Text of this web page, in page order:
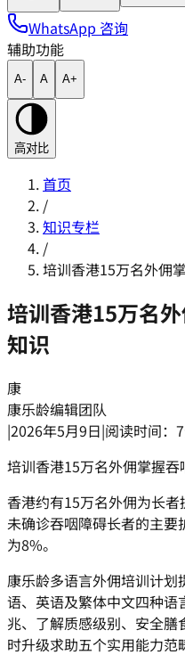
WhatsApp 咨询
辅助功能
A- A A+
高对比
首页
/
知识专栏
/
培训香港15万名外佣
培训香港15万名
知识
康
康乐龄编辑团队
|2026年5月9日|阅读时间：
培训香港15万名外佣掌握吞
香港约有15万名外佣为长
未确诊吞咽障碍长者的主
为8%。
康乐龄多语言外佣培训计
语、英语及繁体中文四种
兆、了解质感级别、安全
时升级求助五个实用能力范